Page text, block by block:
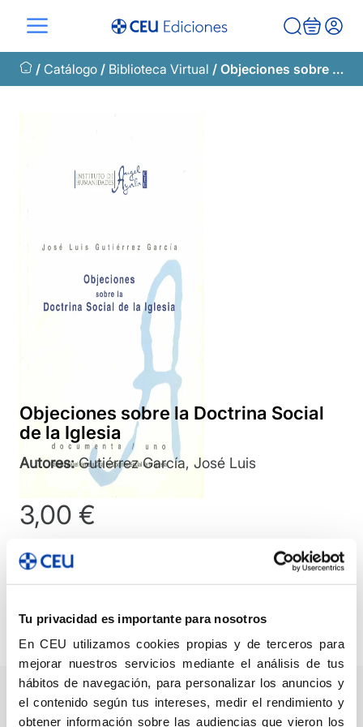
Tu privacidad es importante para nosotros
En CEU utilizamos cookies propias y de terceros para
mejorar nuestros servicios mediante el análisis de tus
hábitos de navegación, para personalizar los anuncios y
el contenido según tus intereses, medir el rendimiento y
obtener información sobre las audiencias que vieron los
contenido
/ Catálogo / Biblioteca Virtual / Objeciones sobre la Doctrina Social de la Iglesia
Objeciones sobre la Doctrina Social
de la Iglesia
Autores:Gutiérrez García, José Luis
3,00 €
Objeciones
la
Doctrina
Social
de
la
Añadir
Descripción Ficha técnicaAutor/a/es